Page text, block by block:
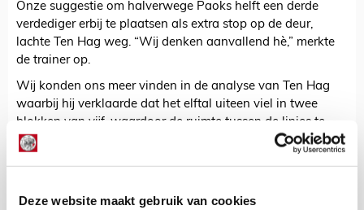
Deze website maakt gebruik van cookies
Onze suggestie om halverwege Paoks helft een derde
verdediger erbij te plaatsen als extra stop op de deur,
lachte Ten Hag weg. “Wij denken aanvallend hè,” merkte
de trainer op.
Wij konden ons meer vinden in de analyse van Ten Hag
waarbij hij verklaarde dat het elftal uiteen viel in twee
blokken van vijf, waardoor de ruimte tussen de linies te
groot werd en Paok vanuit die situatie gevaar kon stichten.
laatste linie durft door te stappen zodat een tegenstander